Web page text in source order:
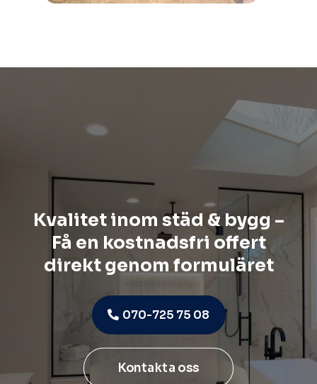
Kvalitet inom städ & bygg –
Få en kostnadsfri offert
direkt genom formuläret
070-725 75 08
Kontakta oss